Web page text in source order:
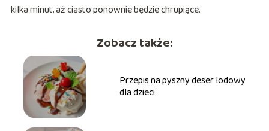
kilka minut, aż ciasto ponownie będzie chrupiące.
Zobacz także:
Przepis na pyszny deser lodowy
dla dzieci